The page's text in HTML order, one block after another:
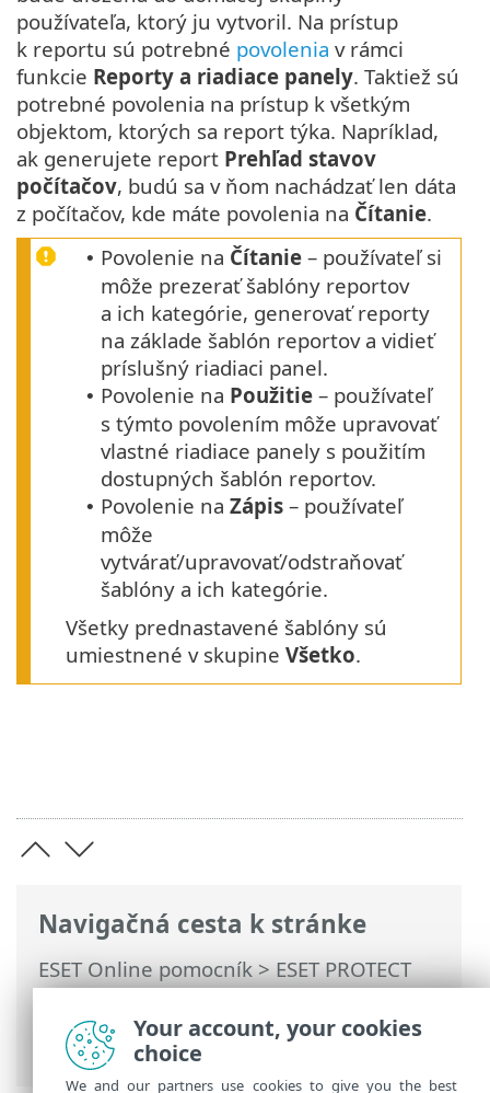
Navigačná cesta k stránke
ESET Online pomocník>ESET PROTECT
On-Prem>Používanie ESET PROTECT On-
Prem>Hlavné menu ESET PROTECT On-
Prem> Reporty
používateľa, ktorý ju vytvoril. Na prístup
k reportu sú potrebné povolenia v rámci
funkcie Reporty a riadiace panely. Taktiež sú
potrebné povolenia na prístup k všetkým
objektom, ktorých sa report týka. Napríklad,
ak generujete report Prehľad stavov
počítačov, budú sa v ňom nachádzať len dáta
z počítačov, kde máte povolenia na Čítanie.
• Povolenie na Čítanie – používateľ si
môže prezerať šablóny reportov
a ich kategórie, generovať reporty
na základe šablón reportov a vidieť
príslušný riadiaci panel.
• Povolenie na Použitie – používateľ
s týmto povolením môže upravovať
vlastné riadiace panely s použitím
dostupných šablón reportov.
• Povolenie na Zápis – používateľ
môže
vytvárať/upravovať/odstraňovať
šablóny a ich kategórie.
Všetky prednastavené šablóny sú
umiestnené v skupine Všetko.
Your account, your cookies
choice
We and our partners use cookies to give you the best